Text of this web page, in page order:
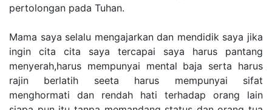
pertolongan pada Tuhan.
Mama saya selalu mengajarkan dan mendidik saya jika
ingin cita cita saya tercapai saya harus pantang
menyerah,harus mempunyai mental baja serta harus
rajin berlatih seeta harus mempunyai sifat
menghormati dan rendah hati terhadap orang lain